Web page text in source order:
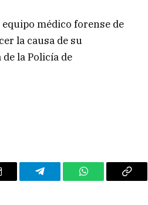
médico forense de
la causa de su
la Policía de
Telegram WhatsAppCopy